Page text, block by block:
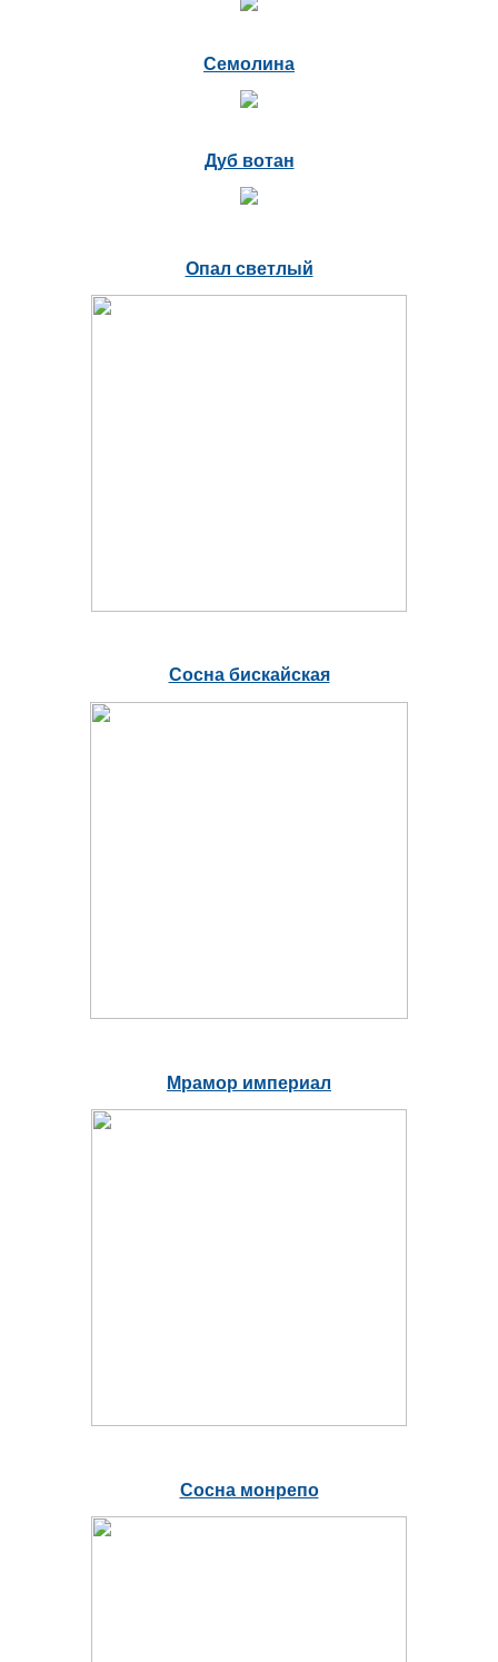
Семолина
Дуб вотан
Опал светлый
Сосна бискайская
Мрамор империал
Сосна монрепо